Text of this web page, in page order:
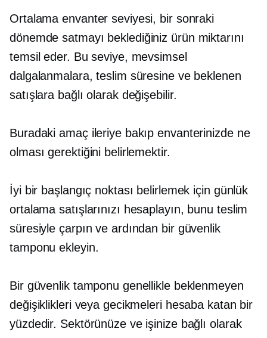
Ortalama envanter seviyesi, bir sonraki
dönemde satmayı beklediğiniz ürün miktarını
temsil eder. Bu seviye, mevsimsel
dalgalanmalara, teslim süresine ve beklenen
satışlara bağlı olarak değişebilir.
Buradaki amaç ileriye bakıp envanterinizde ne
olması gerektiğini belirlemektir.
İyi bir başlangıç ​​noktası belirlemek için günlük
ortalama satışlarınızı hesaplayın, bunu teslim
süresiyle çarpın ve ardından bir güvenlik
tamponu ekleyin.
Bir güvenlik tamponu genellikle beklenmeyen
değişiklikleri veya gecikmeleri hesaba katan bir
yüzdedir. Sektörünüze ve işinize bağlı olarak